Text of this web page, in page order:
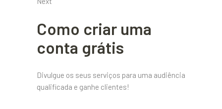
Como criar uma
conta grátis
Divulgue os seus serviços para uma audiência
qualificada e ganhe clientes!